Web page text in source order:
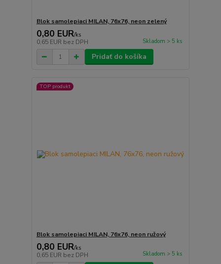
Blok samolepiaci MILAN, 76x76, neon zelený
0,80 EUR/ks
0,65 EUR bez DPH Skladom > 5 ks
Pridať do košíka
TOP produkt
Blok samolepiaci MILAN, 76x76, neon ružový
0,80 EUR/ks
0,65 EUR bez DPH Skladom > 5 ks